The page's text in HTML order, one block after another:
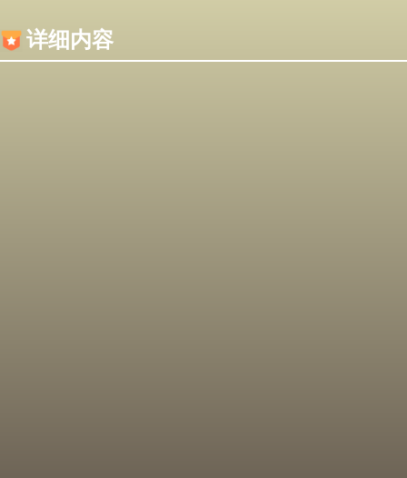
详细内容